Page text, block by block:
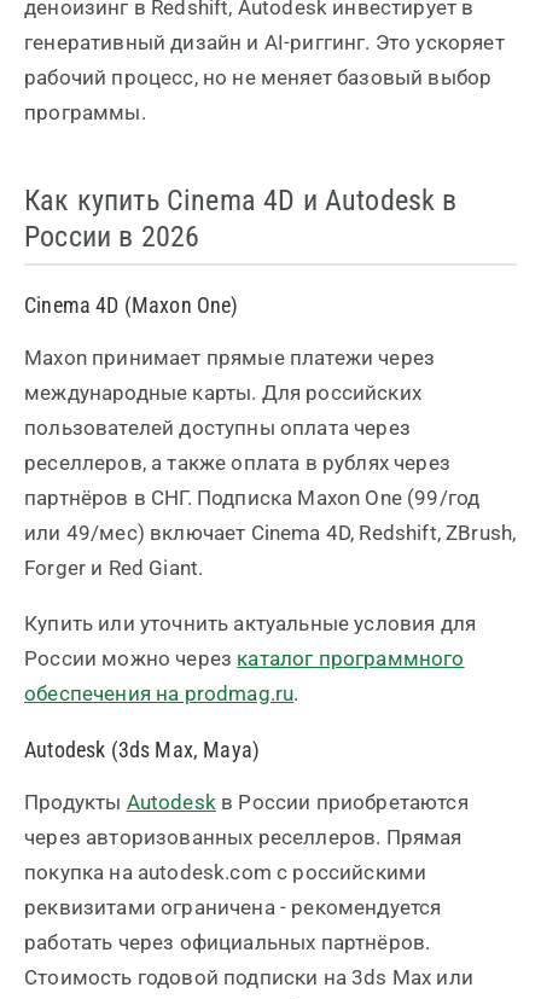
деноизинг в Redshift, Autodesk инвестирует в
генеративный дизайн и AI-риггинг. Это ускоряет
рабочий процесс, но не меняет базовый выбор
программы.
Как купить Cinema 4D и Autodesk в
России в 2026
Cinema 4D (Maxon One)
Maxon принимает прямые платежи через
международные карты. Для российских
пользователей доступны оплата через
реселлеров, а также оплата в рублях через
партнёров в СНГ. Подписка Maxon One (99/год
или 49/мес) включает Cinema 4D, Redshift, ZBrush,
Forger и Red Giant.
Купить или уточнить актуальные условия для
России можно через каталог программного
обеспечения на prodmag.ru.
Autodesk (3ds Max, Maya)
Продукты Autodeskв России приобретаются
через авторизованных реселлеров. Прямая
покупка на autodesk.com с российскими
реквизитами ограничена - рекомендуется
работать через официальных партнёров.
Стоимость годовой подписки на 3ds Max или